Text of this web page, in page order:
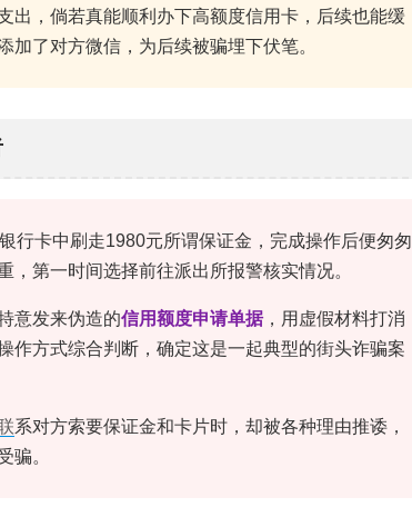
出，倘若真能顺利办下高额度信用卡，后续也能缓
了对方微信，为后续被骗埋下伏笔。
行卡中刷走1980元所谓保证金，完成操作后便匆匆
第一时间选择前往派出所报警核实情况。
意发来伪造的信用额度申请单据，用虚假材料打消
作方式综合判断，确定这是一起典型的街头诈骗案
系对方索要保证金和卡片时，却被各种理由推诿，
骗。